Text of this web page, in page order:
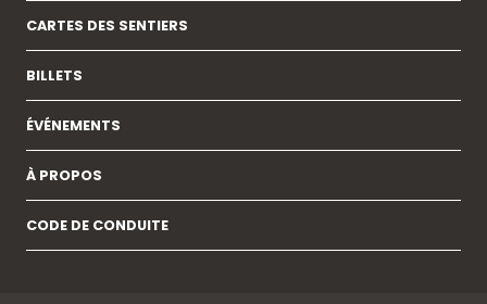
CARTES DES SENTIERS
BILLETS
ÉVÉNEMENTS
À PROPOS
CODE DE CONDUITE